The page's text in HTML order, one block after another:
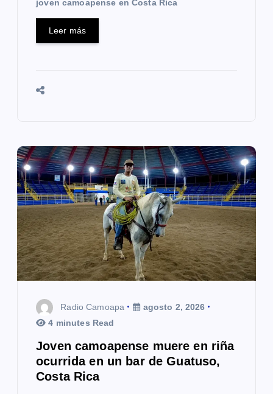
joven camoapense en Costa Rica
Leer más
Radio Camoapa
agosto 2, 2026
4 minutes Read
Joven camoapense muere en riña
ocurrida en un bar de Guatuso,
Costa Rica